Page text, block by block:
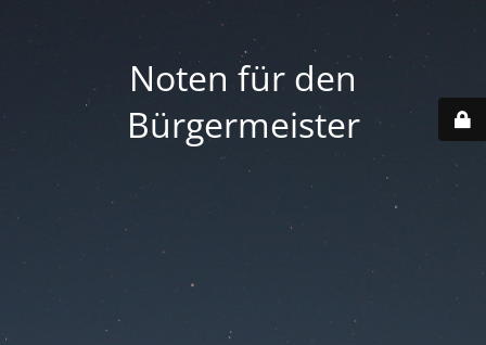
Noten für den
Bürgermeister